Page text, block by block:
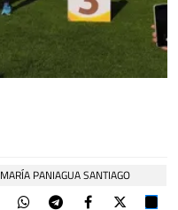
MARÍA PANIAGUA SANTIAGO